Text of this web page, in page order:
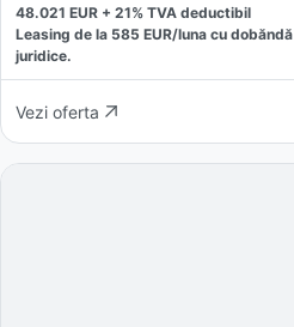
48.021 EUR + 21% TVA deductibil
Leasing de la 585 EUR/luna cu dobăndă
juridice.
Vezi oferta